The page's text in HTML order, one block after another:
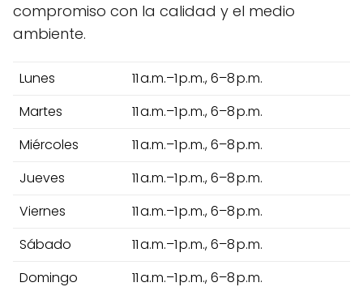
compromiso con la calidad y el medio
ambiente.
Lunes
11 a.m.–1 p.m., 6–8 p.m.
Martes
11 a.m.–1 p.m., 6–8 p.m.
Miércoles
11 a.m.–1 p.m., 6–8 p.m.
Jueves
11 a.m.–1 p.m., 6–8 p.m.
Viernes
11 a.m.–1 p.m., 6–8 p.m.
Sábado
11 a.m.–1 p.m., 6–8 p.m.
Domingo
11 a.m.–1 p.m., 6–8 p.m.